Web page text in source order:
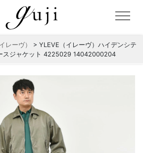
レーヴ）
> YLEVE（イレーヴ）ハイデンシテ
スジャケット 4225029 14042000204